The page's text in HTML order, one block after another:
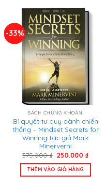
-33%
SÁCH CHỨNG KHOÁN
Bí quyết tư duy dành chiến
thắng – Mindset Secrets for
Winning tác giả Mark
Minerverni
375.000₫ Giá
là:
375.000 ₫.
250.000 ₫Giá
THÊM VÀO GIỎ HÀNG